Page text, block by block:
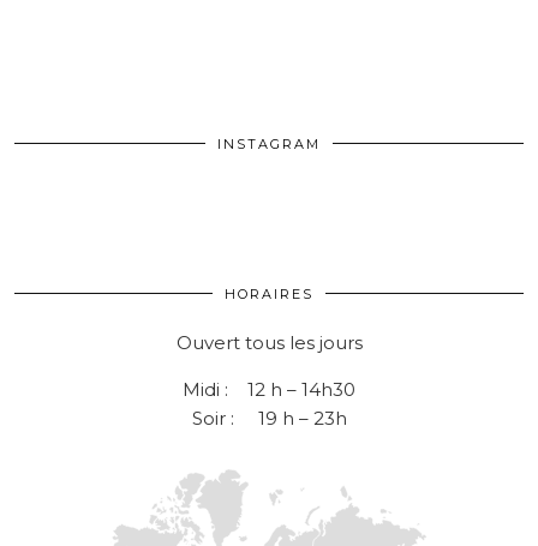
INSTAGRAM
HORAIRES
Ouvert tous les jours
Midi : 12 h – 14h30
Soir : 19 h – 23h